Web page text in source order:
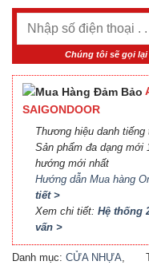
Chúng tôi sẽ gọi
SAIGONDOOR
Thương hiệu danh
Sản phẩm đa dạng mới
hướng mới nhất
Hướng dẫn Mua hàng
tiết >
Xem chi tiết: Hệ thống
vấn >
Danh mục: CỬA NHỰA,